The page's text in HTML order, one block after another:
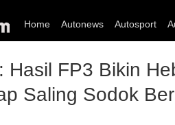
Home Autonews Autosport
Hasil FP3 Bikin
Saling Sodok